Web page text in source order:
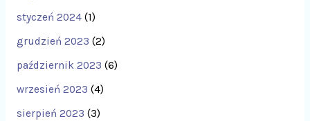
styczeń 2024(1)
grudzień 2023 (2)
październik 2023 (6)
wrzesień 2023 (4)
sierpień 2023 (3)